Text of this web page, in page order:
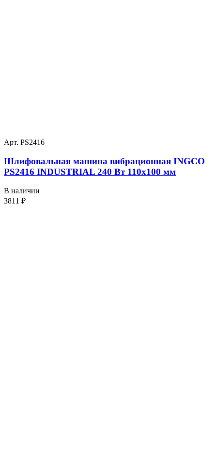
Арт. PS2416
Шлифовальная машина вибрационная INGCO
PS2416 INDUSTRIAL 240 Вт 110х100 мм
В наличии
3811 ₽